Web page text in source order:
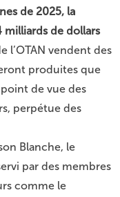
de 2025, la
milliards de dollars
l’OTAN vendent des
produites que
de vue des
perpétue des
Blanche, le
par des membres
comme le